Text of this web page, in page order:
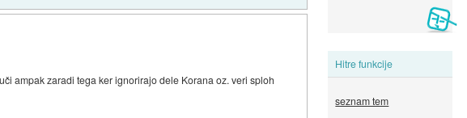
Hitre funkcije
seznam tem
ampak zaradi tega ker ignorirajo dele Korana oz. veri sploh